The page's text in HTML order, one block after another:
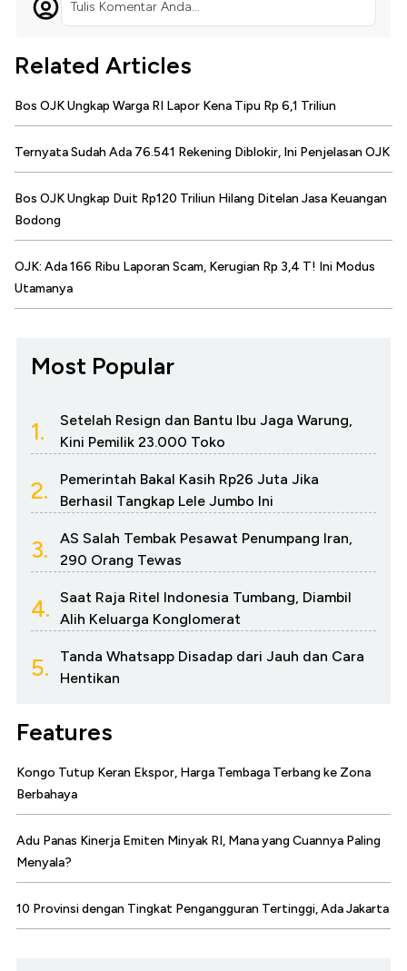
Tulis Komentar Anda...
Related Articles
Bos OJK Ungkap Warga RI Lapor Kena Tipu Rp 6,1 Triliun
Ternyata Sudah Ada 76.541 Rekening Diblokir, Ini Penjelasan OJK
Bos OJK Ungkap Duit Rp120 Triliun Hilang Ditelan Jasa Keuangan
Bodong
OJK: Ada 166 Ribu Laporan Scam, Kerugian Rp 3,4 T! Ini Modus
Utamanya
Most Popular
1.
Setelah Resign dan Bantu Ibu Jaga Warung,
Kini Pemilik 23.000 Toko
2.
Pemerintah Bakal Kasih Rp26 Juta Jika
Berhasil Tangkap Lele Jumbo Ini
3.
AS Salah Tembak Pesawat Penumpang Iran,
290 Orang Tewas
4.
Saat Raja Ritel Indonesia Tumbang, Diambil
Alih Keluarga Konglomerat
5.
Tanda Whatsapp Disadap dari Jauh dan Cara
Hentikan
Features
Kongo Tutup Keran Ekspor, Harga Tembaga Terbang ke Zona
Berbahaya
Adu Panas Kinerja Emiten Minyak RI, Mana yang Cuannya Paling
Menyala?
10 Provinsi dengan Tingkat Pengangguran Tertinggi, Ada Jakarta